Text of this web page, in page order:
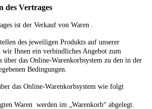
des Vertrages
ist der Verkauf von Waren
des jeweiligen Produkts auf unserer
wir Ihnen ein verbindliches Angebot zum
über das Online-Warenkorbsystem zu den in der
Bedingungen.
das Online-Warenkorbsystem wie folgt
Waren werden im „Warenkorb“ abgelegt.